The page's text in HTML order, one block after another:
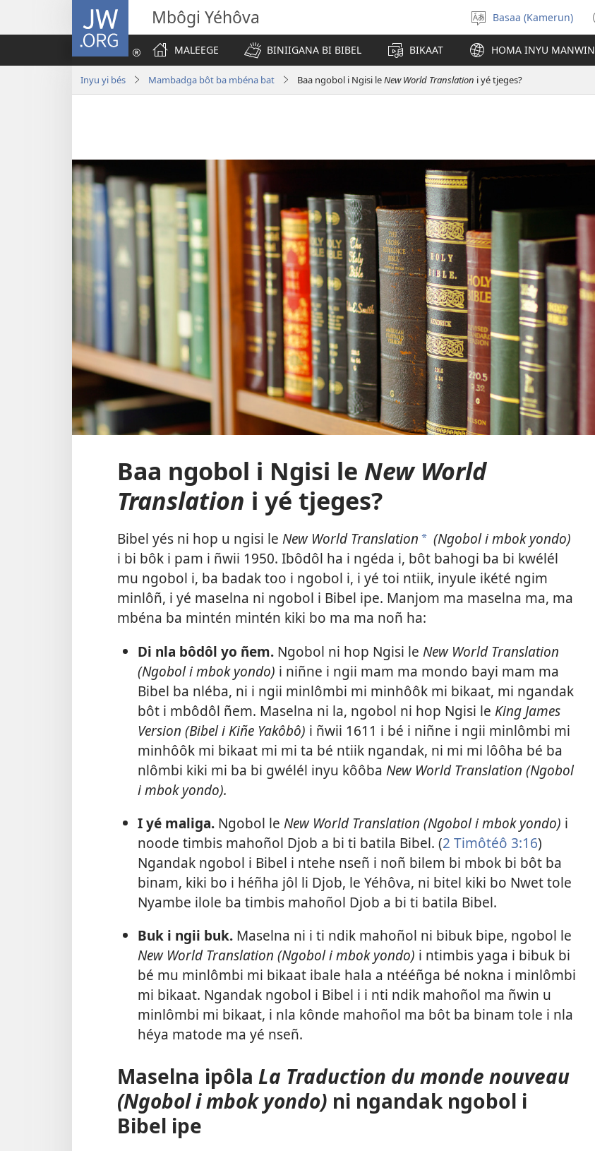
JW.ORG Mbôgi Yéhôva
Pohol
hilémb
Basaa (Kamerun)
MALEEGE
BINIIGANA BI BIBEL BIKAAT HOMA INYU MANWIN
Inyu yi bés Mambadga bôt ba mbéna bat Baa ngobol i Ngisi leNew World Translation i yé tjeges?
Baa ngobol i Ngisi le New World
Translation i yé tjeges?
Bibel yés ni hop u ngisi le New World Translation a (Ngobol i mbok yondo)
i bi bôk i pam i ñwii 1950. Ibôdôl ha i ngéda i, bôt bahogi ba bi kwélél
mu ngobol i, ba badak too i ngobol i, i yé toi ntiik, inyule ikété ngim
minlôñ, i yé maselna ni ngobol i Bibel ipe. Manjom ma maselna ma, ma
mbéna ba mintén mintén kiki bo ma ma noñ ha:
Di nla bôdôl yo ñem.Ngobol ni hop Ngisi le New World Translation
(Ngobol i mbok yondo) i niñne i ngii mam ma mondo bayi mam ma
Bibel ba nléba, ni i ngii minlômbi mi minhôôk mi bikaat, mi ngandak
bôt i mbôdôl ñem. Maselna ni la, ngobol ni hop Ngisi le King James
Version (Bibel i Kiñe Yakôbô) i ñwii 1611 i bé i niñne i ngii minlômbi mi
minhôôk mi bikaat mi mi ta bé ntiik ngandak, ni mi mi lôôha bé ba
nlômbi kiki mi ba bi gwélél inyu kôôba New World Translation (Ngobol
i mbok yondo).
I yé maliga.Ngobol le New World Translation (Ngobol i mbok yondo) i
noode timbis mahoñol Djob a bi ti batila Bibel. (2 Timôtéô 3:​16)
Ngandak ngobol i Bibel i ntehe nseñ i noñ bilem bi mbok bi bôt ba
binam, kiki bo i héñha jôl li Djob, le Yéhôva, ni bitel kiki bo Nwet tole
Nyambe ilole ba timbis mahoñol Djob a bi ti batila Bibel.
Buk i ngii buk.Maselna ni i ti ndik mahoñol ni bibuk bipe, ngobol le
New World Translation (Ngobol i mbok yondo) i ntimbis yaga i bibuk bi
bé mu minlômbi mi bikaat ibale hala a ntééñga bé nokna i minlômbi
mi bikaat. Ngandak ngobol i Bibel i i nti ndik mahoñol ma ñwin u
minlômbi mi bikaat, i nla kônde mahoñol ma bôt ba binam tole i nla
héya matode ma yé nseñ.
Maselna ipôla La Traduction du monde nouveau
(Ngobol i mbok yondo) ni ngandak ngobol i
Bibel ipe